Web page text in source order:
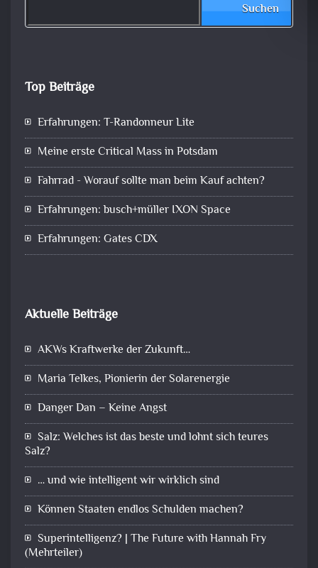
Suchen
Top Beiträge
Erfahrungen: T-Randonneur Lite
Meine erste Critical Mass in Potsdam
Fahrrad - Worauf sollte man beim Kauf achten?
Erfahrungen: busch+müller IXON Space
Erfahrungen: Gates CDX
Aktuelle Beiträge
AKWs Kraftwerke der Zukunft…
Maria Telkes, Pionierin der Solarenergie
Danger Dan – Keine Angst
Salz: Welches ist das beste und lohnt sich teures
Salz?
… und wie intelligent wir wirklich sind
Können Staaten endlos Schulden machen?
Superintelligenz? | The Future with Hannah Fry
(Mehrteiler)